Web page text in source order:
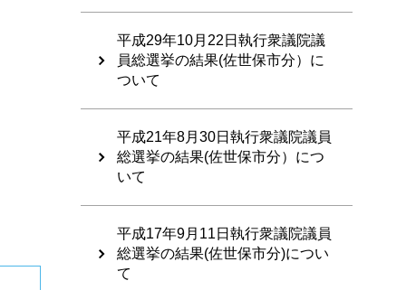
平成29年10月22日執行衆議院議
員総選挙の結果(佐世保市分）に
ついて
平成21年8月30日執行衆議院議員
総選挙の結果(佐世保市分）につ
いて
平成17年9月11日執行衆議院議員
総選挙の結果(佐世保市分)につい
て